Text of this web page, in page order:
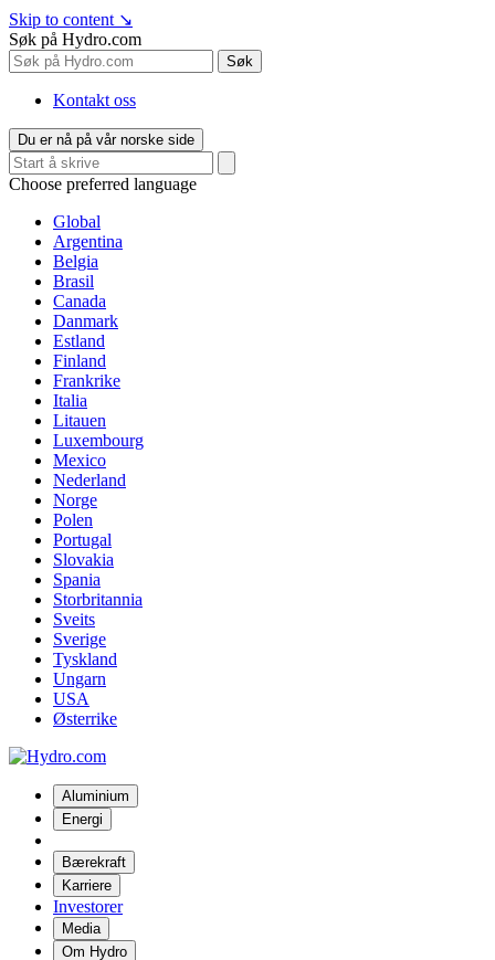
Skip to content ↘
Søk på Hydro.com
Søk
Kontakt oss
Du er nå på vår norske side
Choose preferred language
Global
Argentina
Belgia
Brasil
Canada
Danmark
Estland
Finland
Frankrike
Italia
Litauen
Luxembourg
Mexico
Nederland
Norge
Polen
Portugal
Slovakia
Spania
Storbritannia
Sveits
Sverige
Tyskland
Ungarn
USA
Østerrike
Aluminium
Energi
Bærekraft
Karriere
Investorer
Media
Om Hydro